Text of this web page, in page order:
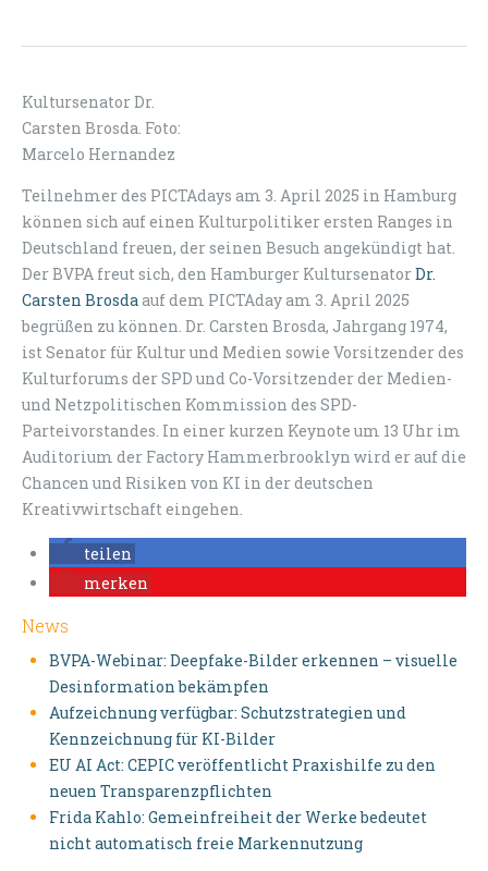
Kultursenator Dr.
Carsten Brosda. Foto:
Marcelo Hernandez
Teilnehmer des PICTAdays am 3. April 2025 in Hamburg
können sich auf einen Kulturpolitiker ersten Ranges in
Deutschland freuen, der seinen Besuch angekündigt hat.
Der BVPA freut sich, den Hamburger KultursenatorDr.
Carsten Brosdaauf dem PICTAday am 3. April 2025
begrüßen zu können. Dr. Carsten Brosda, Jahrgang 1974,
ist Senator für Kultur und Medien sowie Vorsitzender des
Kulturforums der SPD und Co-Vorsitzender der Medien-
und Netzpolitischen Kommission des SPD-
Parteivorstandes. In einer kurzen Keynote um 13 Uhr im
Auditorium der Factory Hammerbrooklyn wird er auf die
Chancen und Risiken von KI in der deutschen
Kreativwirtschaft eingehen.
teilen
merken
News
BVPA-Webinar: Deepfake-Bilder erkennen – visuelle
Desinformation bekämpfen
Aufzeichnung verfügbar: Schutzstrategien und
Kennzeichnung für KI-Bilder
EU AI Act: CEPIC veröffentlicht Praxishilfe zu den
neuen Transparenzpflichten
Frida Kahlo: Gemeinfreiheit der Werke bedeutet
nicht automatisch freie Markennutzung